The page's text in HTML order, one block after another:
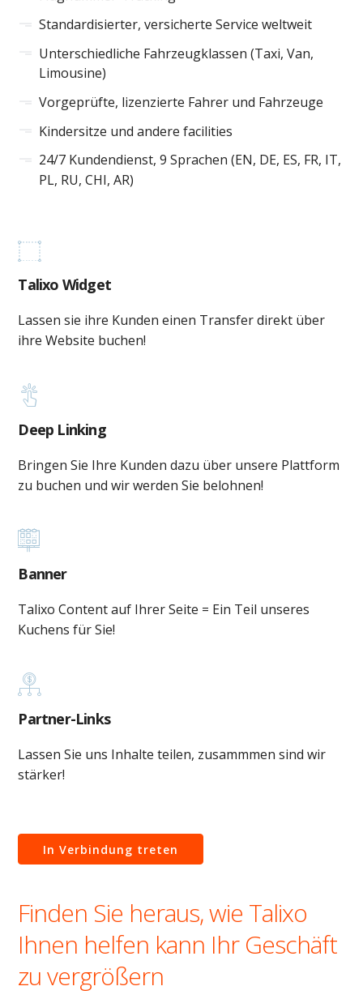
Standardisierter, versicherte Service weltweit
Unterschiedliche Fahrzeugklassen (Taxi, Van,
Limousine)
Vorgeprüfte, lizenzierte Fahrer und Fahrzeuge
Kindersitze und andere facilities
24/7 Kundendienst, 9 Sprachen (EN, DE, ES, FR, IT,
PL, RU, CHI, AR)
Talixo Widget
Lassen sie ihre Kunden einen Transfer direkt über
ihre Website buchen!
Deep Linking
Bringen Sie Ihre Kunden dazu über unsere Plattform
zu buchen und wir werden Sie belohnen!
Banner
Talixo Content auf Ihrer Seite = Ein Teil unseres
Kuchens für Sie!
Partner-Links
Lassen Sie uns Inhalte teilen, zusammmen sind wir
stärker!
In Verbindung treten
Finden Sie heraus, wie Talixo
Ihnen helfen kann Ihr Geschäft
zu vergrößern